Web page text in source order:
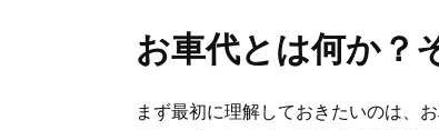
お車代とは何か？
まず最初に理解しておきたいのは、